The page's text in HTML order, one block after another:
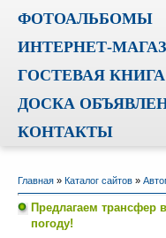
ФОТОАЛЬБОМЫ
ИНТЕРНЕТ-
ГОСТЕВАЯ КНИГА
ДОСКА
КОНТАКТЫ
Главная» Каталог сайтов»
Предлагаем трансфер
погоду!